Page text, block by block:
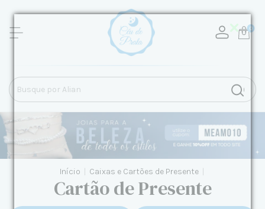
0
Início Caixas e Cartões de Presente
Cartão de Presente